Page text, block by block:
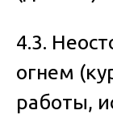
4.3.
огнем
работы,